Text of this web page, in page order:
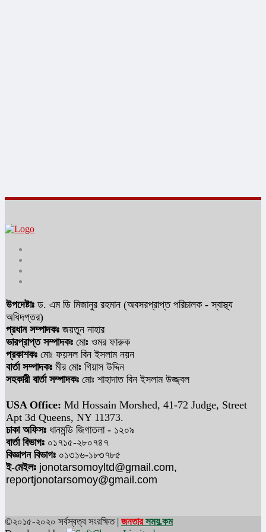
উপদেষ্টাঃ ড. এম ডি মিজানুর রহমান (অবসরপ্রাপ্ত পরিচালক - স্বাস্থ্য
অধিদপ্তর)
প্রধান সম্পাদকঃ জয়তুন নাহার
ভারপ্রাপ্ত সম্পাদকঃ মোঃ ওমর ফারুক
প্রকাশকঃ মোঃ ফয়সল বিন ইসলাম নয়ন
বার্তা সম্পাদকঃ মীর মোঃ গিয়াস উদ্দিন
সহকারী বার্তা সম্পাদকঃ মোঃ শাহাদাত বিন ইসলাম উজ্জ্বল
USA Office: Md Hossain Morshed, 41-72 Judge, Street
Apt 3d Queens, NY 11373.
ঢাকা অফিসঃ ধানমন্ডি জিগাতলা - ১২০৯
বার্তা বিভাগঃ ০১৭১৫-২৮০৭৪৭
বিজ্ঞাপন বিভাগঃ ০১৩১৬-১৮৩৭৮৫
ই-মেইলঃ jonotarsomoyltd@gmail.com,
reportjonotarsomoy@gmail.com
©২০১৫-২০২০ সর্বস্বত্ব সংরক্ষিত | জনতার সময়.কম